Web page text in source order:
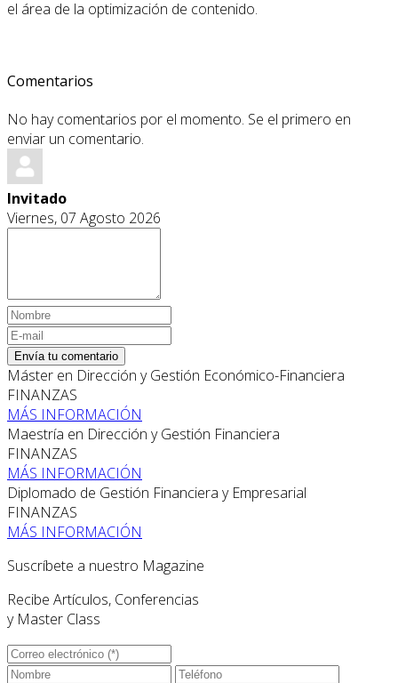
el área de la optimización de contenido.
Comentarios
No hay comentarios por el momento. Se el primero en
enviar un comentario.
Invitado
Viernes, 07 Agosto 2026
Envía tu comentario
Máster en Dirección y Gestión Económico-Financiera
FINANZAS
MÁS INFORMACIÓN
Maestría en Dirección y Gestión Financiera
FINANZAS
MÁS INFORMACIÓN
Diplomado de Gestión Financiera y Empresarial
FINANZAS
MÁS INFORMACIÓN
Suscríbete a nuestro Magazine
Recibe Artículos, Conferencias
y Master Class